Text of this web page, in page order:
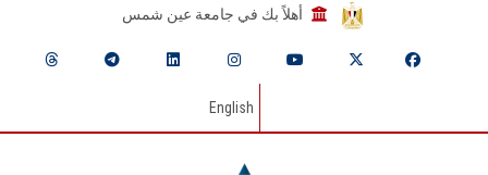
أهلاً بك في جامعة عين شمس
English